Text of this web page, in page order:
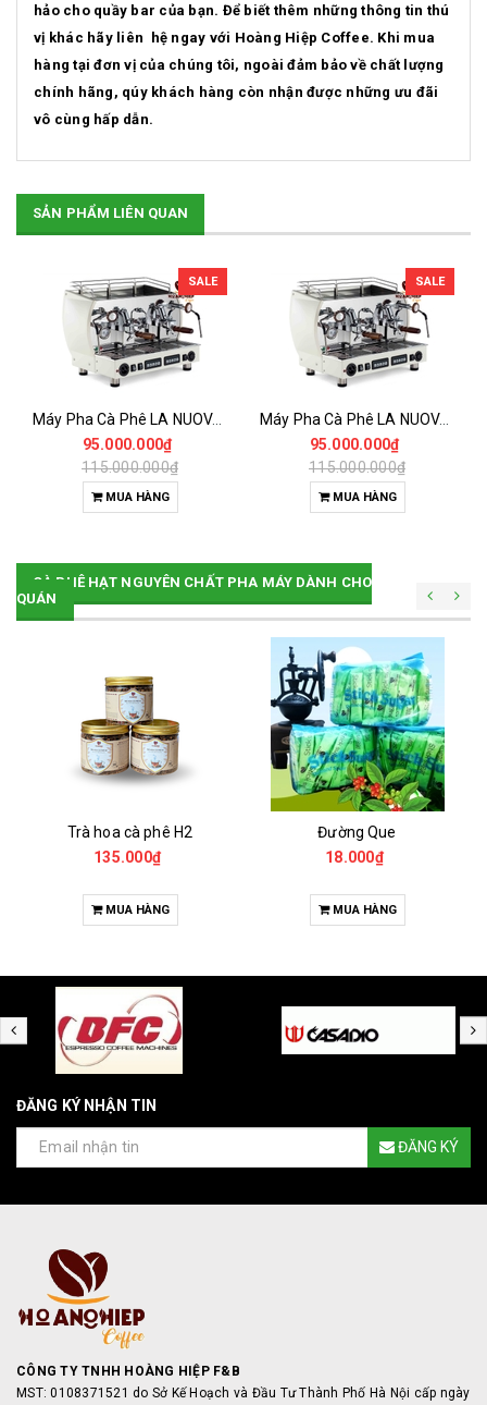
hảo cho quầy bar của bạn. Để biết thêm những thông tin thú
vị khác hãy liên hệ ngay với Hoàng Hiệp Coffee. Khi mua
hàng tại đơn vị của chúng tôi, ngoài đảm bảo về chất lượng
chính hãng, qúy khách hàng còn nhận được những ưu đãi
vô cùng hấp dẫn.
SẢN PHẨM LIÊN QUAN
SALE
Máy Pha Cà Phê LA NUOVA ERA ALTEA WOOD 2GR
95.000.000₫
115.000.000₫
MUA HÀNG
SALE
Máy Pha Cà Phê LA NUOVA ERA ALTEA WOOD 2GR
95.000.000₫
115.000.000₫
MUA HÀNG
CÀ PHÊ HẠT NGUYÊN CHẤT PHA MÁY DÀNH CHO
QUÁN
Trà hoa cà phê H2
135.000₫
MUA HÀNG
Đường Que
18.000₫
MUA HÀNG
ĐĂNG KÝ NHẬN TIN
ĐĂNG KÝ
CÔNG TY TNHH HOÀNG HIỆP F&B
MST: 0108371521 do Sở Kế Hoạch và Đầu Tư Thành Phố Hà Nội cấp ngày